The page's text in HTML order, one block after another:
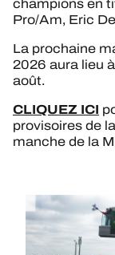
Pro/Am, Eric
La prochaine
2026 aura lieu
août.
CLIQUEZ ICI
provisoires de
manche de la